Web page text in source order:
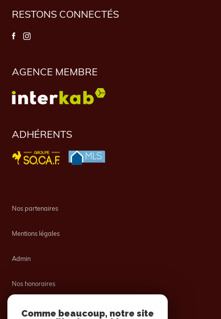
RESTONS CONNECTÉS
AGENCE MEMBRE
ADHÉRENTS
Nos partenaires
Mentions légales
Admin
Nos honoraires
Politique RGPD
Comme beaucoup, notre site